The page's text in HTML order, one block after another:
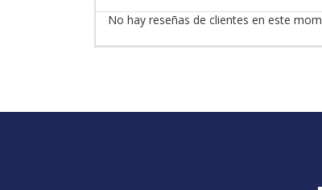
No hay reseñas de clientes en este